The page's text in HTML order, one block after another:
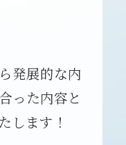
発展的な内
った内容と
します！